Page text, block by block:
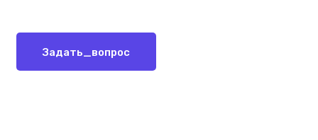
Задать_вопрос